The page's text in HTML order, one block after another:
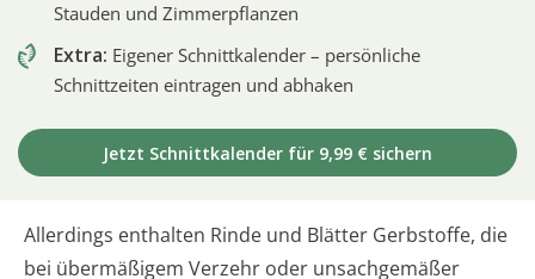
Stauden und Zimmerpflanzen
Extra: Eigener Schnittkalender – persönliche
Schnittzeiten eintragen und abhaken
Jetzt Schnittkalender für 9,99 € sichern
Allerdings enthalten Rinde und Blätter Gerbstoffe, die
bei übermäßigem Verzehr oder unsachgemäßer